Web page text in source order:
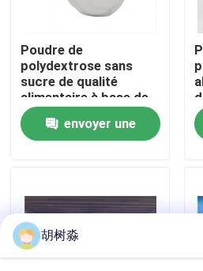
Contrôle de qualité
Contactez-nous
Demandez une citation
alcools sucrés
Dextrine résistante
Poudre de
polydextrose sans
sucre de qualité
alimentaire à base de
fibres alimentaires
envoyer une
胡树淼